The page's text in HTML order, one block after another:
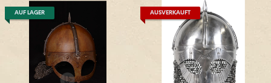
AUF LAGER AUSVERKAUFT